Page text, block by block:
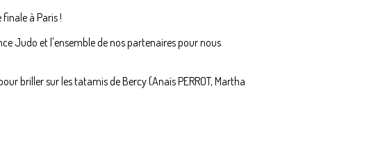
à Paris !
Judo et l'ensemble de nos partenaires pour nous
briller sur les tatamis de Bercy (Anaïs PERROT, Martha